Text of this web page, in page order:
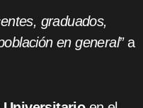
graduados,
en general”a